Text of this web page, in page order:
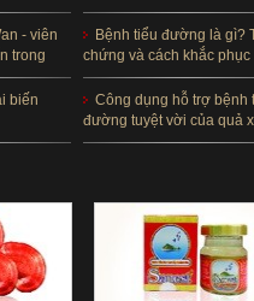
- viên
trong
biến
Bệnh tiểu đường là gì?
chứng và cách khắc phục
Công dụng hỗ trợ bệnh
đường tuyệt vời của quả